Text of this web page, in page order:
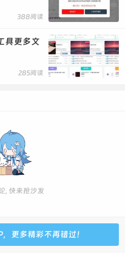
relative; z-index:
title" style="font-
article-title, #ff7eb9);
meta-buttons"
justify-content: center;
10px; flex-wrap: wrap;
flex; align-
var(--article-button-bg,
388阅读
具更多文
285阅读
, 快来抢沙发
更多精彩不再错过！